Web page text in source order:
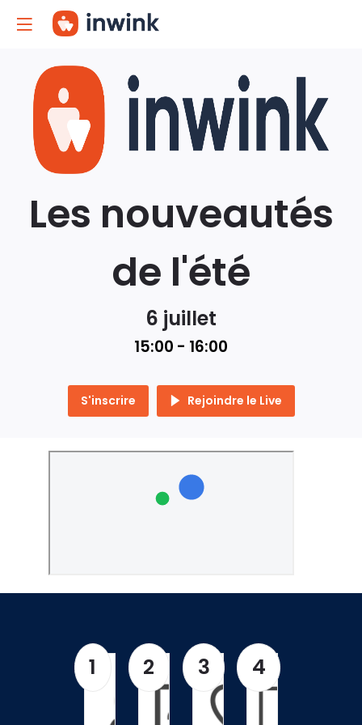
Les nouveautés
de l'été
6 juillet
15:00 - 16:00
S'inscrire Rejoindre le Live
1 2 3 4